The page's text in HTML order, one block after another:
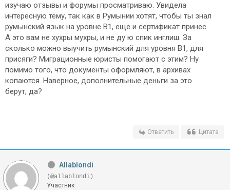
изучаю отзывы и форумы просматриваю. Увидела
интересную тему, так как в Румынии хотят, чтобы ты знал
румынский язык на уровне B1, еще и сертификат принес.
А это вам не хухры мухры, и не ду ю спик инглиш. За
сколько можно выучить румынский для уровня B1, для
присяги? Миграционные юристы помогают с этим? Ну
помимо того, что документы оформляют, в архивах
копаются. Наверное, дополнительные деньги за это
берут, да?
Ответить Цитата
Allablondi
(@allablondi)
Участник